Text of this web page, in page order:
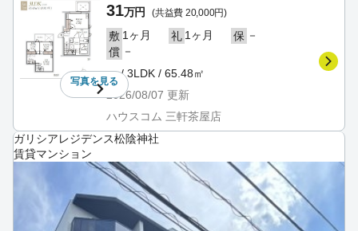
写真を見る
31万円 (共益費 20,000円)
敷 1ヶ月 礼 1ヶ月 保 －
償 －
－ / 3LDK / 65.48㎡
2026/08/07 更新
ハウスコム 三軒茶屋店
ガリシアレジデンス松陰神社
賃貸マンション